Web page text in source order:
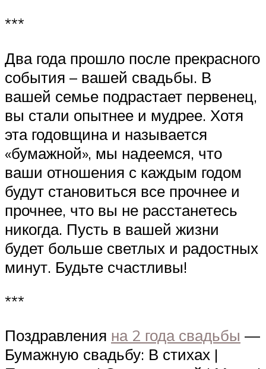
***
Два года прошло после прекрасного
события – вашей свадьбы. В
вашей семье подрастает первенец,
вы стали опытнее и мудрее. Хотя
эта годовщина и называется
«бумажной», мы надеемся, что
ваши отношения с каждым годом
будут становиться все прочнее и
прочнее, что вы не расстанетесь
никогда. Пусть в вашей жизни
будет больше светлых и радостных
минут. Будьте счастливы!
***
Поздравления на 2 года свадьбы —
Бумажную свадьбу: В стихах |